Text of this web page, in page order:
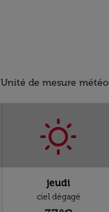
Unité de mesure météo
jeudi
ciel dégagé